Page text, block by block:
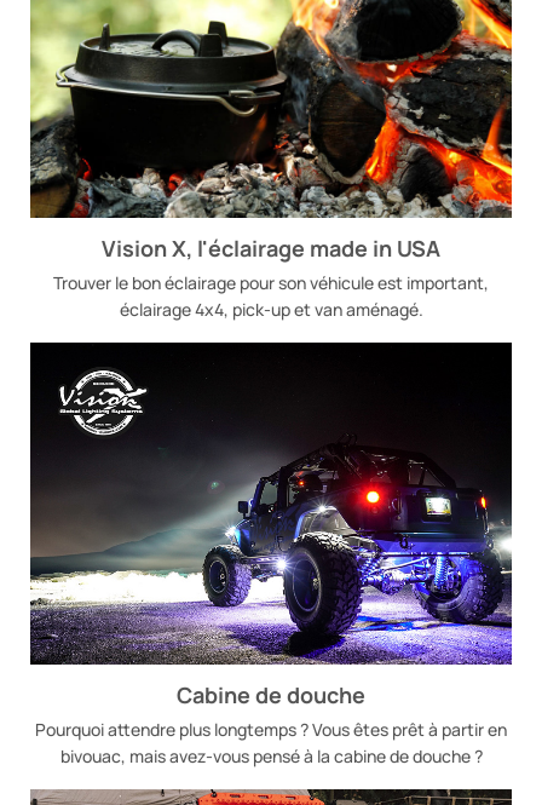
Vision X, l'éclairage made in USA
Trouver le bon éclairage pour son véhicule est important,
éclairage 4x4, pick-up et van aménagé.
Cabine de douche
Pourquoi attendre plus longtemps ? Vous êtes prêt à partir en
bivouac, mais avez-vous pensé à la cabine de douche ?